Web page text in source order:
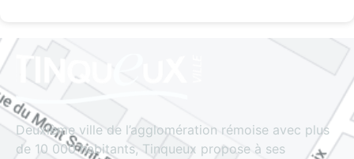
Deuxième ville de l’agglomération rémoise avec plus
de 10 000 habitants, Tinqueux propose à ses